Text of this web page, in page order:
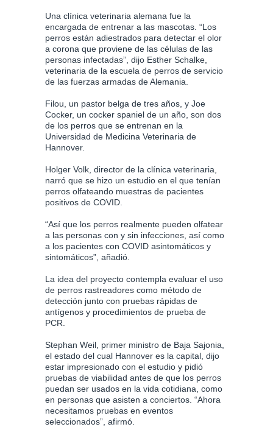
Una clínica veterinaria alemana fue la
encargada de entrenar a las mascotas. “Los
perros están adiestrados para detectar el olor
a corona que proviene de las células de las
personas infectadas”, dijo Esther Schalke,
veterinaria de la escuela de perros de servicio
de las fuerzas armadas de Alemania.
Filou, un pastor belga de tres años, y Joe
Cocker, un cocker spaniel de un año, son dos
de los perros que se entrenan en la
Universidad de Medicina Veterinaria de
Hannover.
Holger Volk, director de la clínica veterinaria,
narró que se hizo un estudio en el que tenían
perros olfateando muestras de pacientes
positivos de COVID.
“Así que los perros realmente pueden olfatear
a las personas con y sin infecciones, así como
a los pacientes con COVID asintomáticos y
sintomáticos”, añadió.
La idea del proyecto contempla evaluar el uso
de perros rastreadores como método de
detección junto con pruebas rápidas de
antígenos y procedimientos de prueba de
PCR.
Stephan Weil, primer ministro de Baja Sajonia,
el estado del cual Hannover es la capital, dijo
estar impresionado con el estudio y pidió
pruebas de viabilidad antes de que los perros
puedan ser usados en la vida cotidiana, como
en personas que asisten a conciertos. “Ahora
necesitamos pruebas en eventos
seleccionados”, afirmó.